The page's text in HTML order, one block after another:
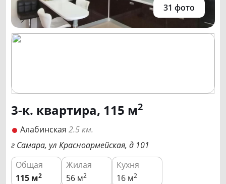
31 фото
3-к. квартира, 115 м2
Алабинская 2.5 км.
г Самара, ул Красноармейская, д 101
Общая
Жилая
Кухня
115 м2 56 м2 16 м2